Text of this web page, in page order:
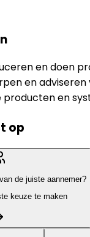
en doen
en adviseren
en
op
de juiste aannemer?
keuze te maken